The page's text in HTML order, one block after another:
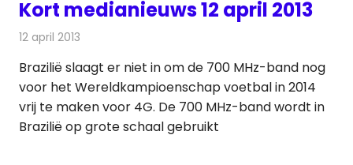
Kort medianieuws 12 april 2013
12 april 2013
Brazilië slaagt er niet in om de 700 MHz-band nog
voor het Wereldkampioenschap voetbal in 2014
vrij te maken voor 4G. De 700 MHz-band wordt in
Brazilië op grote schaal gebruikt